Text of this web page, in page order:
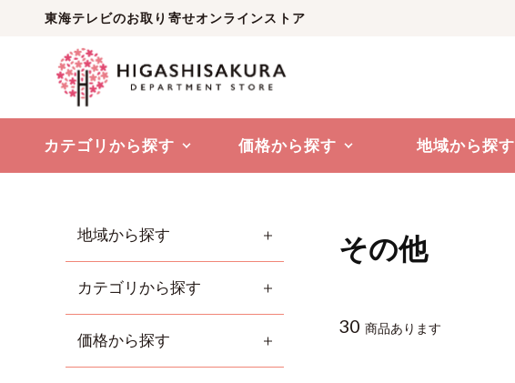
東海テレビのお取り寄せオンラインストア
カテゴリから探す 価格から探す 地域から探す
地域から探す
カテゴリから探す
価格から探す
その他
30 商品あります